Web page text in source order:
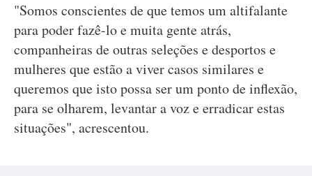
"Somos conscientes de que temos um altifalante
para poder fazê-lo e muita gente atrás,
companheiras de outras seleções e desportos e
mulheres que estão a viver casos similares e
queremos que isto possa ser um ponto de inflexão,
para se olharem, levantar a voz e erradicar estas
situações", acrescentou.